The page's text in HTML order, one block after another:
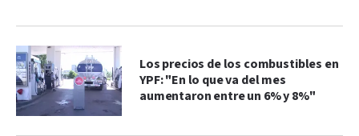
Los precios de los combustibles en
YPF: "En lo que va del mes
aumentaron entre un 6% y 8%"